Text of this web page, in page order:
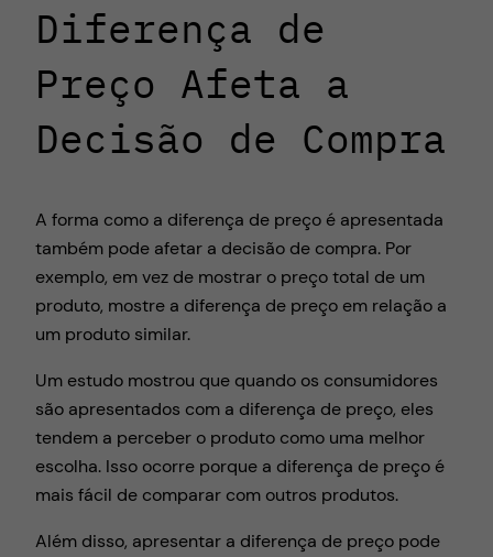
Diferença de
Preço Afeta a
Decisão de Compra
A forma como a diferença de preço é apresentada
também pode afetar a decisão de compra. Por
exemplo, em vez de mostrar o preço total de um
produto, mostre a diferença de preço em relação a
um produto similar.
Um estudo mostrou que quando os consumidores
são apresentados com a diferença de preço, eles
tendem a perceber o produto como uma melhor
escolha. Isso ocorre porque a diferença de preço é
mais fácil de comparar com outros produtos.
Além disso, apresentar a diferença de preço pode